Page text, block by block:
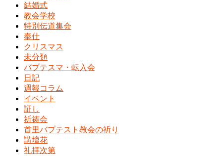
結婚式
教会学校
特別伝道集会
奉仕
クリスマス
未分類
バプテスマ・転入会
日記
週報コラム
イベント
証し
祈祷会
首里バプテスト教会の祈り
講壇花
礼拝次第